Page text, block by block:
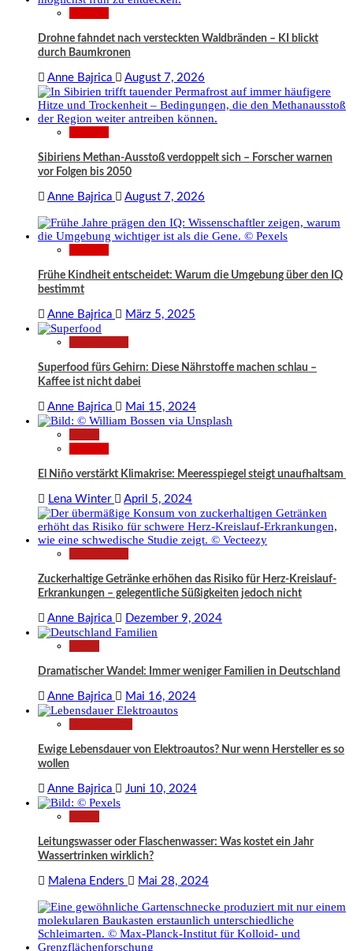
Drohne fahndet nach versteckten Waldbränden – KI blickt
durch Baumkronen
Anne Bajrica August 7, 2026
Sibiriens Methan-Ausstoß verdoppelt sich – Forscher warnen
vor Folgen bis 2050
Anne Bajrica August 7, 2026
Frühe Kindheit entscheidet: Warum die Umgebung über den IQ
bestimmt
Anne Bajrica März 5, 2025
Superfood fürs Gehirn: Diese Nährstoffe machen schlau –
Kaffee ist nicht dabei
Anne Bajrica Mai 15, 2024
El Niño verstärkt Klimakrise: Meeresspiegel steigt unaufhaltsam
Lena Winter April 5, 2024
Zuckerhaltige Getränke erhöhen das Risiko für Herz-Kreislauf-
Erkrankungen – gelegentliche Süßigkeiten jedoch nicht
Anne Bajrica Dezember 9, 2024
Dramatischer Wandel: Immer weniger Familien in Deutschland
Anne Bajrica Mai 16, 2024
Ewige Lebensdauer von Elektroautos? Nur wenn Hersteller es so
wollen
Anne Bajrica Juni 10, 2024
Leitungswasser oder Flaschenwasser: Was kostet ein Jahr
Wassertrinken wirklich?
Malena Enders Mai 28, 2024